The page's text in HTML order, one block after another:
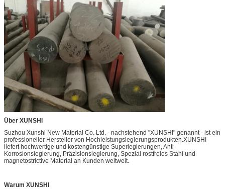
Über XUNSHI
Suzhou Xunshi New Material Co. Ltd. - nachstehend "XUNSHI" genannt - ist ein
professioneller Hersteller von Hochleistungslegierungsprodukten.XUNSHI
liefert hochwertige und kostengünstige Superlegierungen, Anti-
Korrosionslegierung, Präzisionslegierung, Spezial rostfreies Stahl und
magnetostrictive Material an Kunden weltweit.
Warum XUNSHI